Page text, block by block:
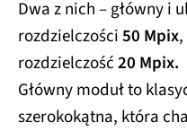
Samsung
Galaxy Z
Fold5
3720
Samsung
Galaxy Z
Fold6
5054
Dwa z nich – główny i
rozdzielczości50 Mpix
rozdzielczość20 Mpix.
Główny moduł to
szerokokątna, która